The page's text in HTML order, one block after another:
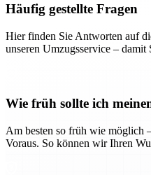
Häufig gestellte Fragen
Hier finden Sie Antworten auf
unseren Umzugsservice – damit
Wie früh sollte ich
Am besten so früh wie möglich
Voraus. So können wir Ihren